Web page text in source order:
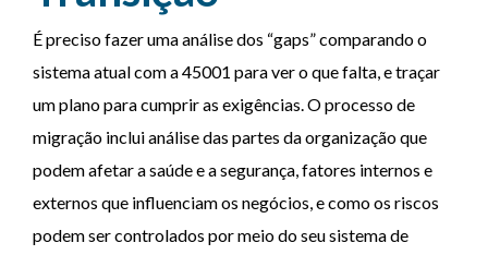
É preciso fazer uma análise dos “gaps” comparando o
sistema atual com a 45001 para ver o que falta, e traçar
um plano para cumprir as exigências. O processo de
migração inclui análise das partes da organização que
podem afetar a saúde e a segurança, fatores internos e
externos que influenciam os negócios, e como os riscos
podem ser controlados por meio do seu sistema de